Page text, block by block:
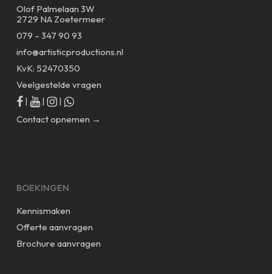
Olof Palmelaan 3W
2729 NA Zoetermeer
079 – 347 90 93
info@artisticproductions.nl
KvK: 52470350
Veelgestelde vragen
|
|
|
Contact opnemen →
BOEKINGEN
Kennismaken
Offerte aanvragen
Brochure aanvragen